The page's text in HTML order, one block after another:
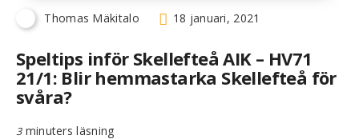
Thomas Mäkitalo 18 januari, 2021
Speltips inför Skellefteå AIK – HV71
21/1: Blir hemmastarka Skellefteå för
svåra?
3minuters läsning